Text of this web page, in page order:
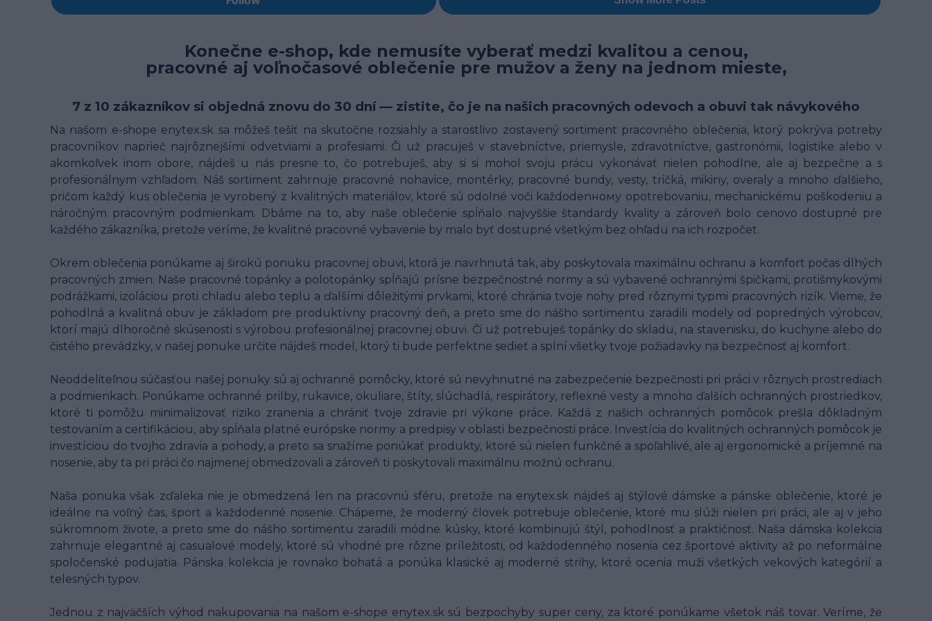
Konečne e-shop, kde nemusíte vyberať medzi kvalitou a cenou,
pracovné aj voľnočasové oblečenie pre mužov a ženy na jednom mieste,
7 z 10 zákazníkov si objedná znovu do 30 dní — zistite, čo je na našich pracovných odevoch a obuvi tak návykového
Na našom e-shope enytex.sk sa môžeš tešiť na skutočne rozsiahly a starostlivo zostavený sortiment pracovného oblečenia, ktorý pokrýva potreby
pracovníkov naprieč najrôznejšími odvetviami a profesiami. Či už pracuješ v stavebníctve, priemysle, zdravotníctve, gastronómii, logistike alebo v
akomkoľvek inom obore, nájdeš u nás presne to, čo potrebuješ, aby si si mohol svoju prácu vykonávať nielen pohodlne, ale aj bezpečne a s
profesionálnym vzhľadom. Náš sortiment zahrnuje pracovné nohavice, montérky, pracovné bundy, vesty, tričká, mikiny, overaly a mnoho ďalšieho,
pričom každý kus oblečenia je vyrobený z kvalitných materiálov, ktoré sú odolné voči každodenному opotrebovaniu, mechanickému poškodeniu a
náročným pracovným podmienkam. Dbáme na to, aby naše oblečenie spĺňalo najvyššie štandardy kvality a zároveň bolo cenovo dostupné pre
každého zákazníka, pretože veríme, že kvalitné pracovné vybavenie by malo byť dostupné všetkým bez ohľadu na ich rozpočet.
Okrem oblečenia ponúkame aj širokú ponuku pracovnej obuvi, ktorá je navrhnutá tak, aby poskytovala maximálnu ochranu a komfort počas dlhých
pracovných zmien. Naše pracovné topánky a polotopánky spĺňajú prísne bezpečnostné normy a sú vybavené ochrannými špičkami, protišmykovými
podrážkami, izoláciou proti chladu alebo teplu a ďalšími dôležitými prvkami, ktoré chránia tvoje nohy pred rôznymi typmi pracovných rizík. Vieme, že
pohodlná a kvalitná obuv je základom pre produktívny pracovný deň, a preto sme do nášho sortimentu zaradili modely od popredných výrobcov,
ktorí majú dlhoročné skúsenosti s výrobou profesionálnej pracovnej obuvi. Či už potrebuješ topánky do skladu, na stavenisku, do kuchyne alebo do
čistého prevádzky, v našej ponuke určite nájdeš model, ktorý ti bude perfektne sedieť a splní všetky tvoje požiadavky na bezpečnosť aj komfort.
Neoddeliteľnou súčasťou našej ponuky sú aj ochranné pomôcky, ktoré sú nevyhnutné na zabezpečenie bezpečnosti pri práci v rôznych prostrediach
a podmienkach. Ponúkame ochranné prilby, rukavice, okuliare, štíty, slúchadlá, respirátory, reflexné vesty a mnoho ďalších ochranných prostriedkov,
ktoré ti pomôžu minimalizovať riziko zranenia a chrániť tvoje zdravie pri výkone práce. Každá z našich ochranných pomôcok prešla dôkladným
testovaním a certifikáciou, aby spĺňala platné európske normy a predpisy v oblasti bezpečnosti práce. Investícia do kvalitných ochranných pomôcok je
investíciou do tvojho zdravia a pohody, a preto sa snažíme ponúkať produkty, ktoré sú nielen funkčné a spoľahlivé, ale aj ergonomické a príjemné na
nosenie, aby ťa pri práci čo najmenej obmedzovali a zároveň ti poskytovali maximálnu možnú ochranu.
Naša ponuka však zďaleka nie je obmedzená len na pracovnú sféru, pretože na enytex.sk nájdeš aj štýlové dámske a pánske oblečenie, ktoré je
ideálne na voľný čas, šport a každodenné nosenie. Chápeme, že moderný človek potrebuje oblečenie, ktoré mu slúži nielen pri práci, ale aj v jeho
súkromnom živote, a preto sme do nášho sortimentu zaradili módne kúsky, ktoré kombinujú štýl, pohodlnosť a praktičnosť. Naša dámska kolekcia
zahrnuje elegantné aj casualové modely, ktoré sú vhodné pre rôzne príležitosti, od každodenného nosenia cez športové aktivity až po neformálne
spoločenské podujatia. Pánska kolekcia je rovnako bohatá a ponúka klasické aj moderné strihy, ktoré ocenia muži všetkých vekových kategórií a
telesných typov.
Jednou z najväčších výhod nakupovania na našom e-shope enytex.sk sú bezpochyby super ceny, za ktoré ponúkame všetok náš tovar. Veríme, že